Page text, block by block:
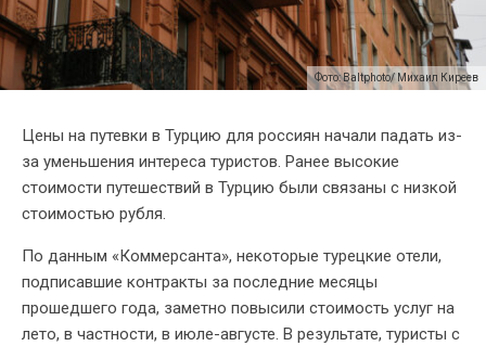
Фото: Baltphoto/ Михаил Киреев
Цены на путевки в Турцию для россиян начали падать из-
за уменьшения интереса туристов. Ранее высокие
стоимости путешествий в Турцию были связаны с низкой
стоимостью рубля.
По данным «Коммерсанта», некоторые турецкие отели,
подписавшие контракты за последние месяцы
прошедшего года, заметно повысили стоимость услуг на
лето, в частности, в июле-августе. В результате, туристы с